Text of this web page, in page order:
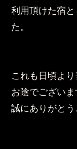
利用頂けた宿
た。
これも日頃よ
お陰でございま
誠にありがとう